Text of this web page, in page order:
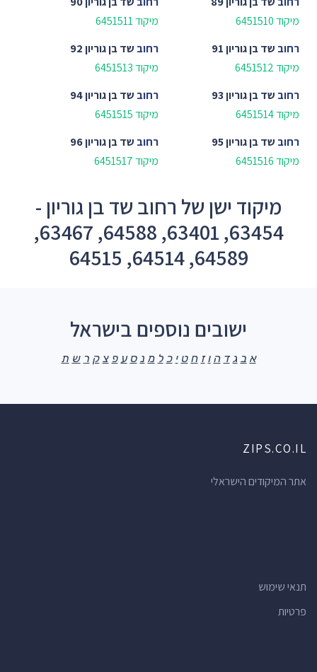
מיקוד 6451510
מיקוד 6451511
רחוב שד בן גוריון 91
מיקוד 6451512
רחוב שד בן גוריון 92
מיקוד 6451513
רחוב שד בן גוריון 93
מיקוד 6451514
רחוב שד בן גוריון 94
מיקוד 6451515
רחוב שד בן גוריון 95
מיקוד 6451516
רחוב שד בן גוריון 96
מיקוד 6451517
מיקוד ישן של רחוב שד בן גוריון -
63454, 63401, 64588, 63467,
64589, 64514, 64515
ישובים נוספים בישראל
א ב ג ד ה ו ז ח ט י כ ל מ נ ס ע פ צ ק ר ש ת
ZIPS.CO.IL
אתר המיקודים הישראלי
תנאי שימוש
פרטיות